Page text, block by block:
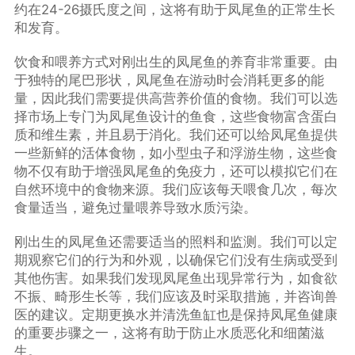
约在24-26摄氏度之间，这将有助于凤尾鱼的正常生长
和发育。
饮食和喂养方式对刚出生的凤尾鱼的养育非常重要。由
于独特的尾巴形状，凤尾鱼在游动时会消耗更多的能
量，因此我们需要提供高营养价值的食物。我们可以选
择市场上专门为凤尾鱼设计的鱼食，这些食物富含蛋白
质和维生素，并且易于消化。我们还可以给凤尾鱼提供
一些新鲜的活体食物，如小型虫子和浮游生物，这些食
物不仅有助于增强凤尾鱼的免疫力，还可以模拟它们在
自然环境中的食物来源。我们应该每天喂食几次，每次
食量适当，避免过量喂养导致水质污染。
刚出生的凤尾鱼还需要适当的照料和监测。我们可以定
期观察它们的行为和外观，以确保它们没有生病或受到
其他伤害。如果我们发现凤尾鱼出现异常行为，如食欲
不振、畸形生长等，我们应该及时采取措施，并咨询兽
医的建议。定期更换水并清洗鱼缸也是保持凤尾鱼健康
的重要步骤之一，这将有助于防止水质恶化和细菌滋
生。